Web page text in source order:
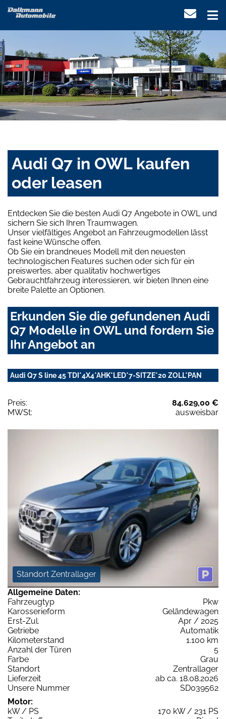
Audi Q7 in OWL kaufen
oder leasen
Entdecken Sie die besten Audi Q7 Angebote in OWL und
sichern Sie sich Ihren Traumwagen.
Unser vielfältiges Angebot an Fahrzeugmodellen lässt
fast keine Wünsche offen.
Ob Sie ein brandneues Modell mit den neuesten
technologischen Features suchen oder sich für ein
preiswertes, aber qualitativ hochwertiges
Gebrauchtfahrzeug interessieren, wir bieten Ihnen eine
breite Palette an Optionen.
Erkunden Sie die gefundenen Audi
Q7 Modelle in OWL und fordern Sie
Ihr Angebot an
Audi Q7 S line 45 TDI*4X4*AHK*LED*7-SITZE*20 ZOLL*PAN
Preis:
84.629,00 €
MWSt:
ausweisbar
Standort Zentrallager
Allgemeine Daten:
Fahrzeugtyp
Pkw
Karosserieform
Geländewagen
Erst-Zul.
Apr / 2025
Getriebe
Automatik
Kilometerstand
1.100 km
Anzahl der Türen
5
Farbe
Grau
Standort
Zentrallager
Lieferzeit
ab ca. 18.08.2026
Unsere Nummer
SD039562
Motor:
kW / PS
170 kW / 231 PS